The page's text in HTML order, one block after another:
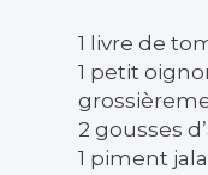
1 livre de
1 petit
2 gousses
1 piment